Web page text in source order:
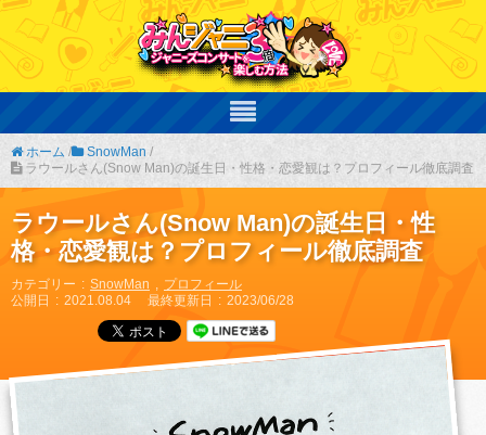
ホーム / SnowMan /
ラウールさん(Snow Man)の誕生日・性格・恋愛観は？プロフィール徹底調査
ラウールさん(Snow Man)の誕生日・性
格・恋愛観は？プロフィール徹底調査
カテゴリー SnowMan
プロフィール
公開日
2021.08.04 最終更新日 2023/06/28